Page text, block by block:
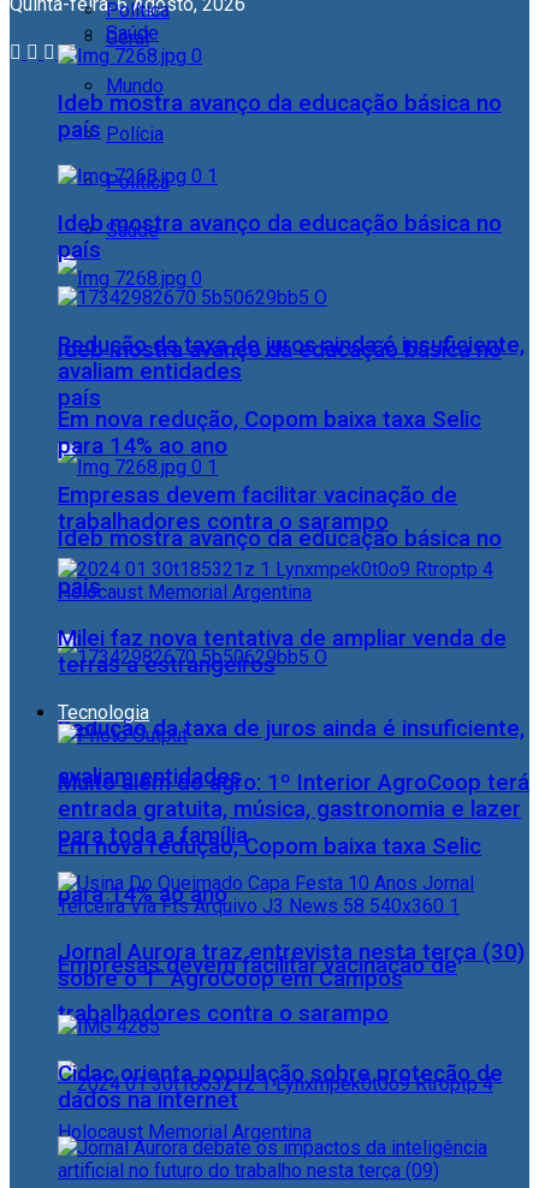
Geral
Mundo
Polícia
Política
Saúde
Ideb mostra avanço da educação básica no
país
Ideb mostra avanço da educação básica no
país
Redução da taxa de juros ainda é insuficiente,
avaliam entidades
Em nova redução, Copom baixa taxa Selic
para 14% ao ano
Empresas devem facilitar vacinação de
trabalhadores contra o sarampo
Política
Saúde
Ideb mostra avanço da educação básica no
país
Ideb mostra avanço da educação básica no
país
Redução da taxa de juros ainda é insuficiente,
avaliam entidades
Em nova redução, Copom baixa taxa Selic
para 14% ao ano
Empresas devem facilitar vacinação de
trabalhadores contra o sarampo
Milei faz nova tentativa de ampliar venda de
terras a estrangeiros
Tecnologia
Muito além do agro: 1º Interior AgroCoop terá
entrada gratuita, música, gastronomia e lazer
para toda a família
Jornal Aurora traz entrevista nesta terça (30)
sobre o 1° AgroCoop em Campos
Cidac orienta população sobre proteção de
dados na internet